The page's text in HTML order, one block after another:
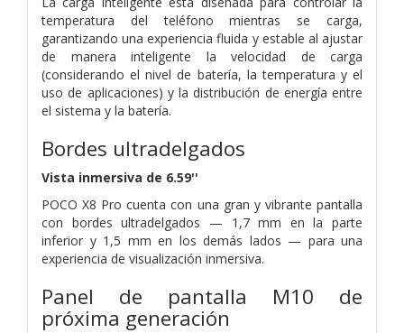
temperatura del teléfono mientras se carga,
garantizando una experiencia fluida y estable al ajustar
de manera inteligente la velocidad de carga
(considerando el nivel de batería, la temperatura y el
uso de aplicaciones) y la distribución de energía entre
el sistema y la batería.
Bordes ultradelgados
Vista inmersiva de 6.59''
POCO X8 Pro cuenta con una gran y vibrante pantalla
con bordes ultradelgados — 1,7 mm en la parte
inferior y 1,5 mm en los demás lados — para una
experiencia de visualización inmersiva.
Panel de pantalla M10 de
próxima generación